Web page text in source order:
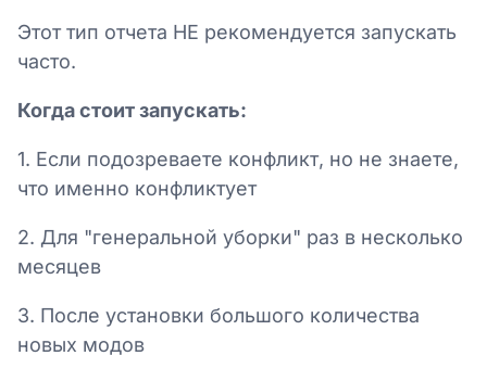
Этот тип отчета НЕ рекомендуется запускать
часто.
Когда стоит запускать:
1. Если подозреваете конфликт, но не знаете,
что именно конфликтует
2. Для "генеральной уборки" раз в несколько
месяцев
3. После установки большого количества
новых модов